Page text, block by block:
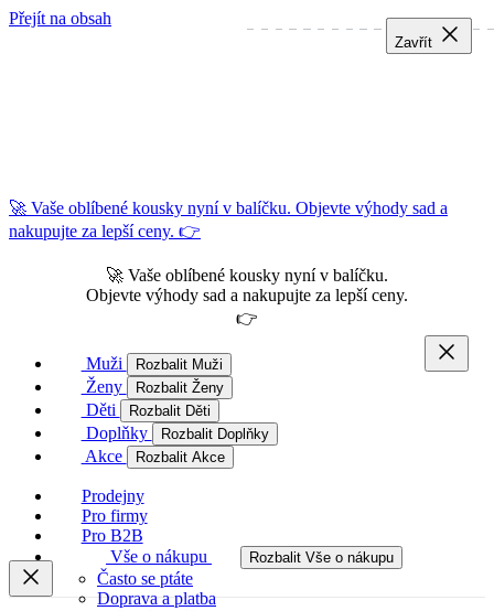
Přejít na obsah
🚀 Vaše oblíbené kousky nyní v balíčku. Objevte výhody sad a
nakupujte za lepší ceny. 👉
🚀 Vaše oblíbené kousky nyní v balíčku.
Objevte výhody sad a nakupujte za lepší ceny.
👉
Muži Rozbalit Muži
Ženy Rozbalit Ženy
Děti Rozbalit Děti
Doplňky Rozbalit Doplňky
Akce Rozbalit Akce
Prodejny
Pro firmy
Pro B2B
Vše o nákupu
Rozbalit Vše o nákupu
Často se ptáte
Doprava a platba
Zavřít
Zavřít
Zavřít